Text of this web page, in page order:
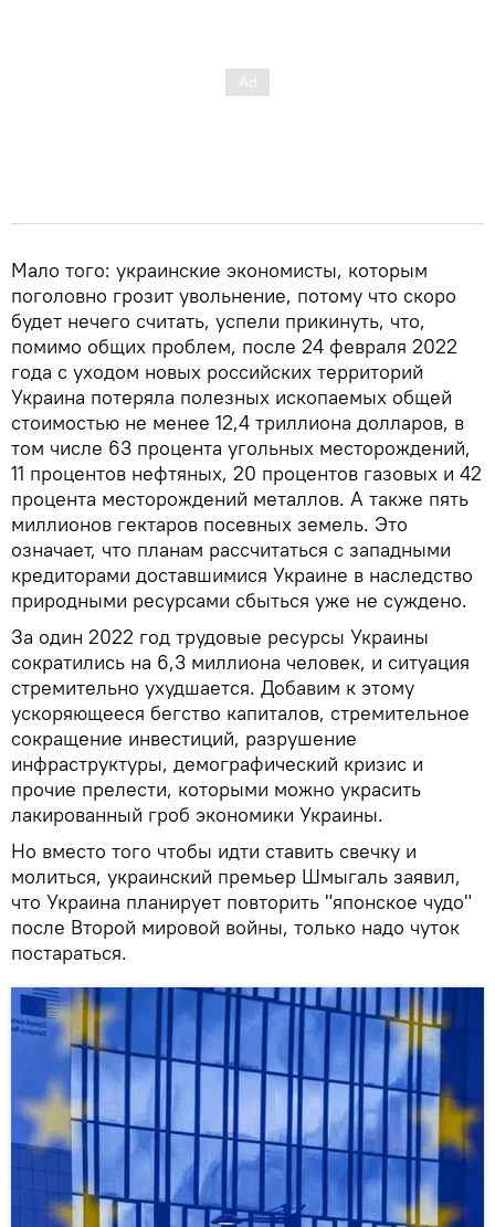
Мало того: украинские экономисты, которым
поголовно грозит увольнение, потому что скоро
будет нечего считать, успели прикинуть, что,
помимо общих проблем, после 24 февраля 2022
года с уходом новых российских территорий
Украина потеряла полезных ископаемых общей
стоимостью не менее 12,4 триллиона долларов, в
том числе 63 процента угольных месторождений,
11 процентов нефтяных, 20 процентов газовых и 42
процента месторождений металлов. А также пять
миллионов гектаров посевных земель. Это
означает, что планам рассчитаться с западными
кредиторами доставшимися Украине в наследство
природными ресурсами сбыться уже не суждено.
За один 2022 год трудовые ресурсы Украины
сократились на 6,3 миллиона человек, и ситуация
стремительно ухудшается. Добавим к этому
ускоряющееся бегство капиталов, стремительное
сокращение инвестиций, разрушение
инфраструктуры, демографический кризис и
прочие прелести, которыми можно украсить
лакированный гроб экономики Украины.
Но вместо того чтобы идти ставить свечку и
молиться, украинский премьер Шмыгаль заявил,
что Украина планирует повторить "японское чудо"
после Второй мировой войны, только надо чуток
постараться.